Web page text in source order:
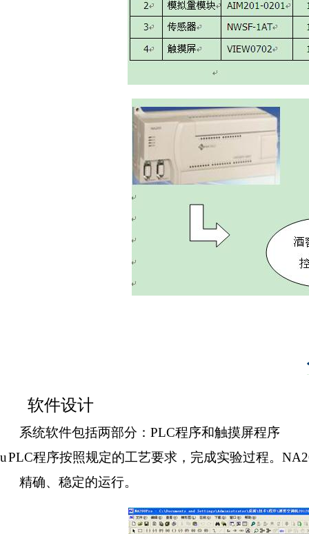
软件设计
系统软件包括两部分： PLC程序和触摸屏程序
uPLC程序按照规定的工艺要求，完成实验过程。
精确、稳定的运行。